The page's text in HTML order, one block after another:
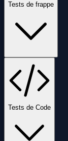
Tests de frappe
Tests de Code